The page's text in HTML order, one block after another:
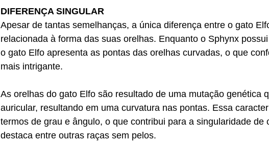
DIFERENÇA SINGULAR
Apesar de tantas semelhanças, a única diferença entre o gato
relacionada à forma das suas orelhas. Enquanto o Sphynx
o gato Elfo apresenta as pontas das orelhas curvadas, o que
mais intrigante.
As orelhas do gato Elfo são resultado de uma mutação genética
auricular, resultando em uma curvatura nas pontas. Essa
termos de grau e ângulo, o que contribui para a singularidade de
destaca entre outras raças sem pelos.